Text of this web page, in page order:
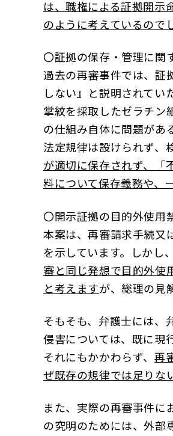
は、職権による証拠開示
のように考えているので
〇証拠の保存・管理に関
過去の再審事件では、証
しない』と説明されてい
掌紋を採取したゼラチン
の仕組み自体に問題があ
法定規律は設けられず、
が適切に保存されず、「
料について保存義務や、
〇開示証拠の目的外使用
本案は、再審請求手続又
を示しています。しかし
審と同じ発想で目的外使
と考えますが、総理の見
そもそも、弁護士には、
侵害については、既に現
それにもかかわらず、再
ぜ既存の規律では足りな
また、実際の再審事件に
の究明のためには、外部